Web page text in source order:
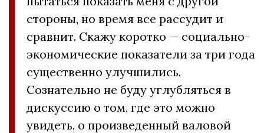
стороны, но время все рассудит и
сравнит. Скажу коротко — социально-
экономические показатели за три года
существенно улучшились.
Сознательно не буду углубляться в
дискуссию о том, где это можно
увидеть, о произведенный валовой